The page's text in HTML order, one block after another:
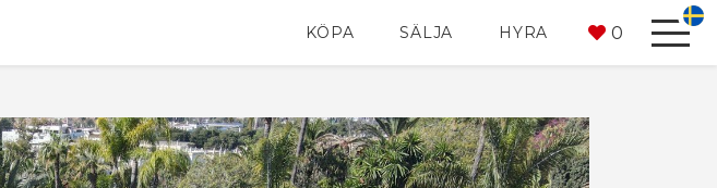
KÖPA SÄLJA HYRA 0